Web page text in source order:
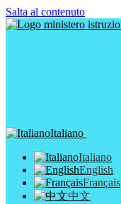
Salta al contenuto
Italiano
Italiano
English
Français
中文